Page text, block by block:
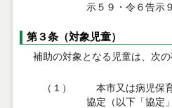
示５９・令６告示
第３条（対象児童）
補助の対象となる児童は、次の
（１）
本市又は病児保
協定（以下「協定